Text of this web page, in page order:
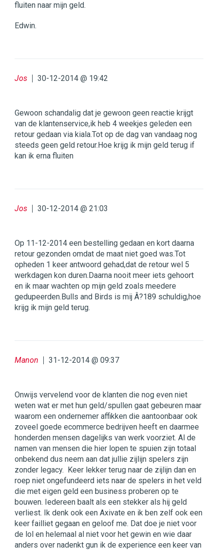
fluiten naar mijn geld.
Edwin.
Jos 30-12-2014 @ 19:42
Gewoon schandalig dat je gewoon geen reactie krijgt
van de klantenservice,ik heb 4 weekjes geleden een
retour gedaan via kiala.Tot op de dag van vandaag nog
steeds geen geld retour.Hoe krijg ik mijn geld terug if
kan ik erna fluiten
Jos 30-12-2014 @ 21:03
Op 11-12-2014 een bestelling gedaan en kort daarna
retour gezonden omdat de maat niet goed was.Tot
opheden 1 keer antwoord gehad,dat de retour wel 5
werkdagen kon duren.Daarna nooit meer iets gehoort
en ik maar wachten op mijn geld zoals meedere
gedupeerden.Bulls and Birds is mij Â?189 schuldig,hoe
krijg ik mijn geld terug.
Manon 31-12-2014 @ 09:37
Onwijs vervelend voor de klanten die nog even niet
weten wat er met hun geld/spullen gaat gebeuren maar
waarom een ondernemer affikken die aantoonbaar ook
zoveel goede ecommerce bedrijven heeft en daarmee
honderden mensen dagelijks van werk voorziet. Al de
namen van mensen die hier lopen te spuien zijn totaal
onbekend dus neem aan dat jullie zijlijn spelers zijn
zonder legacy. Keer lekker terug naar de zijlijn dan en
roep niet ongefundeerd iets naar de spelers in het veld
die met eigen geld een business proberen op te
bouwen. Iedereen baalt als een stekker als hij geld
verliest. Ik denk ook een Axivate en ik ben zelf ook een
keer failliet gegaan en geloof me. Dat doe je niet voor
de lol en helemaal al niet voor het gewin en wie daar
anders over nadenkt gun ik de experience een keer van